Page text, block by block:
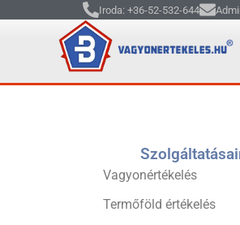
Iroda: +36-52-532-644
Vagyonértékelés
Termőföld értékelés